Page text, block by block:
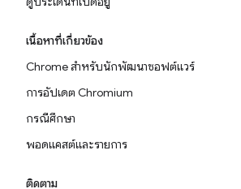
เนื้อหาที่เกี่ยวข้อง
Chrome สำหรับนักพัฒนาซอฟต์แวร์
การอัปเดต Chromium
กรณีศึกษา
พอดแคสต์และรายการ
ติดตาม